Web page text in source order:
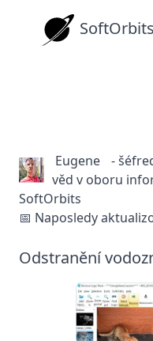
SoftOrbits
Eugene -
věd v oboru
SoftOrbits
📅 Naposledy
Odstranění